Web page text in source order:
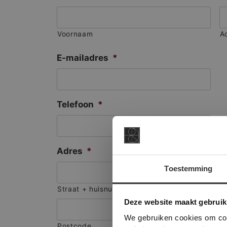
Toestemming
Deze website maakt
We gebruiken cookies om
Voornaam
E-mailadres *
Telefoon *
Adres *
Straat + huisnummer
Deze
onze